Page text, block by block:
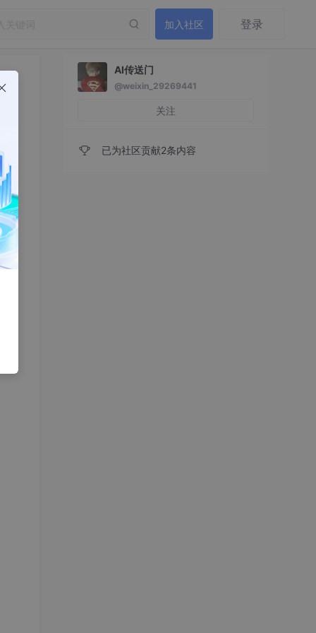
加入社区 登录
AI传送门
@weixin_29269441
关注
已为社区贡献2条内容